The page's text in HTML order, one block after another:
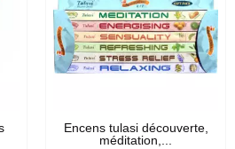
EN STOCK
Encens tulasi découverte,
méditation,...